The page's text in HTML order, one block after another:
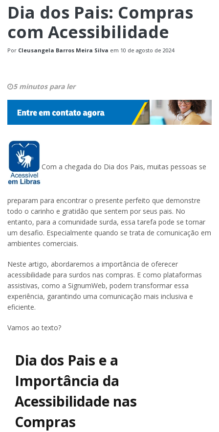
Dia dos Pais: Compras
com Acessibilidade
Por Cleusangela Barros Meira Silva em 10 de agosto de 2024
5 minutos para ler
Com a chegada do Dia dos Pais, muitas pessoas se
preparam para encontrar o presente perfeito que demonstre
todo o carinho e gratidão que sentem por seus pais. No
entanto, para a comunidade surda, essa tarefa pode se tornar
um desafio. Especialmente quando se trata de comunicação em
ambientes comerciais.
Neste artigo, abordaremos a importância de oferecer
acessibilidade para surdos nas compras. E como plataformas
assistivas, como a SignumWeb, podem transformar essa
experiência, garantindo uma comunicação mais inclusiva e
eficiente.
Vamos ao texto?
Dia dos Pais e a
Importância da
Acessibilidade nas
Compras